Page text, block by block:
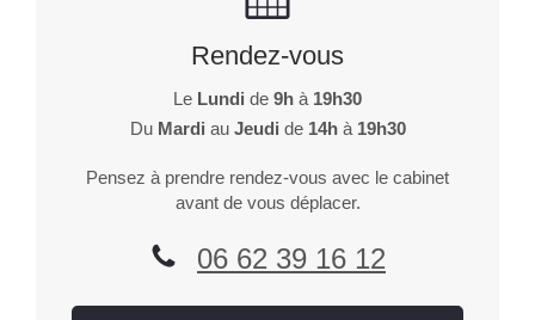
Rendez-vous
Le Lundi de 9h à 19h30
Du Mardi au Jeudi de 14hà 19h30
Pensez à prendre rendez-vous avec le cabinet
avant de vous déplacer.
06 62 39 16 12